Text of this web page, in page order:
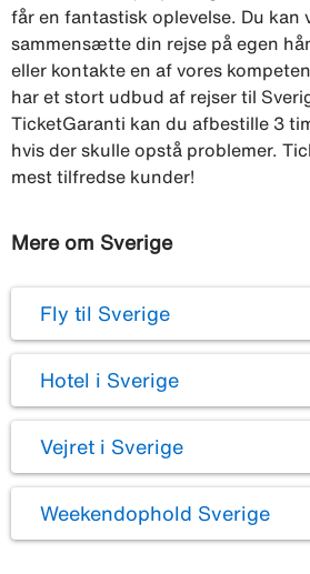
får en fantastisk oplevelse. Du kan
sammensætte din rejse på egen
eller kontakte en af vores
har et stort udbud af rejser til
TicketGaranti kan du afbestille 3
hvis der skulle opstå problemer.
mest tilfredse kunder!
Mere om Sverige
Fly til Sverige
Hotel i Sverige
Vejret i Sverige
Weekendophold Sverige